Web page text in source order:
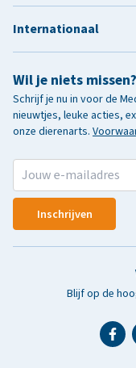
Wil je niets missen?
Schrijf je nu in voor de
nieuwtjes, leuke acties,
onze dierenarts.
Inschrijven
Blijf op de
Internationaal